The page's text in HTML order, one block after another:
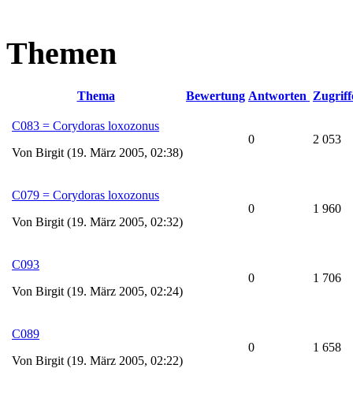
Themen
Thema Bewertung Antworten
C083 = Corydoras loxozonus
Von Birgit (19. März 2005, 02:38)
0 2 053
C079 = Corydoras loxozonus
Von Birgit (19. März 2005, 02:32)
0 1 960
C093
Von Birgit (19. März 2005, 02:24)
0 1 706
C089
Von Birgit (19. März 2005, 02:22)
0 1 658